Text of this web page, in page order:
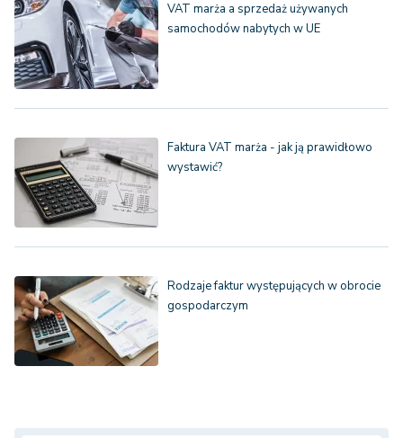
VAT marża a sprzedaż używanych
samochodów nabytych w UE
Faktura VAT marża - jak ją prawidłowo
wystawić?
Rodzaje faktur występujących w obrocie
gospodarczym